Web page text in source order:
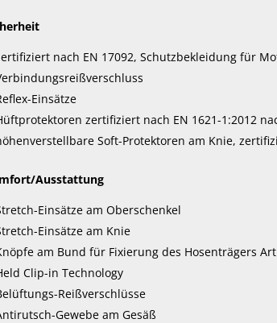
nach EN 17092, Schutzbekleidung für
Einsätze
zertifiziert nach EN 1621-1:2012
Soft-Protektoren am Knie,
Ausstattung
Einsätze am Oberschenkel
Einsätze am Knie
am Bund für Fixierung des Hosenträgers
Clip-in Technology
Reißverschlüsse
Gewebe am Gesäß